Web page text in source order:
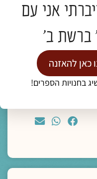
פנימה"- מסע
אני עם
ברשת ב'
כאן להאזנה
בחנויות הספרים!